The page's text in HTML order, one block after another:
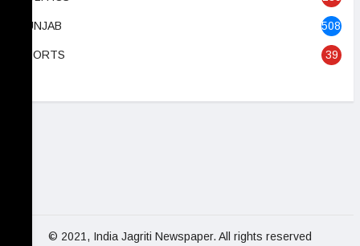
PUNJAB 5082
SPORTS 39
© 2021, India Jagriti Newspaper. All rights reserved